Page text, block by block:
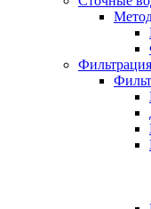
Фильтрация